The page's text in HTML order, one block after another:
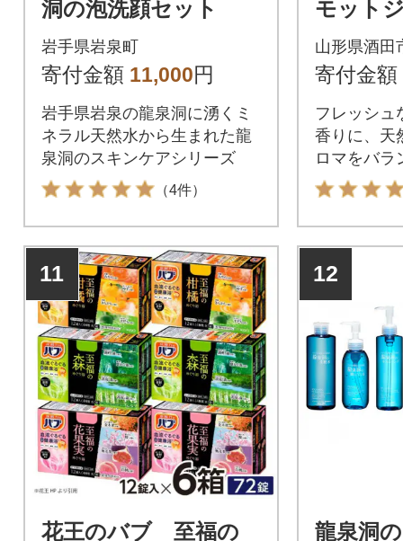
洞の泡洗顔セット
岩手県岩泉町
寄付金額 11,000円
岩手県岩泉の龍泉洞に湧くミ
ネラル天然水から生まれた龍
泉洞のスキンケアシリーズ
（4件）
モット
香り 20
山形県酒田
寄付金額
フレッシュ
香りに、天
ロマをバラ
ド。
11
花王のバブ 至福の
12
龍泉洞